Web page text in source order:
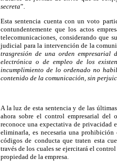
secreta”.
Esta sentencia cuenta con un voto
contundentemente que los actos
telecomunicaciones, considerando que
judicial para la intervención de la
trasgresión de una orden empresarial
electrónica o de empleo de los
incumplimiento de lo ordenado no
contenido de la comunicación, sin
A la luz de esta sentencia y de las
ahora sobre el control empresarial del
reconoce una expectativa de privacidad
eliminarla, es necesaria una
códigos de conducta que traten esta
través de los cuales se ejercitará el
propiedad de la empresa.